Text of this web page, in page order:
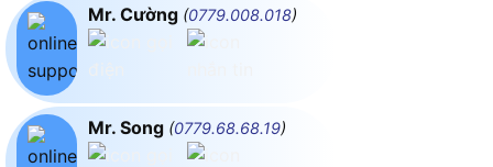
Mr. Cường (0779.008.018)
Mr. Song (0779.68.68.19)